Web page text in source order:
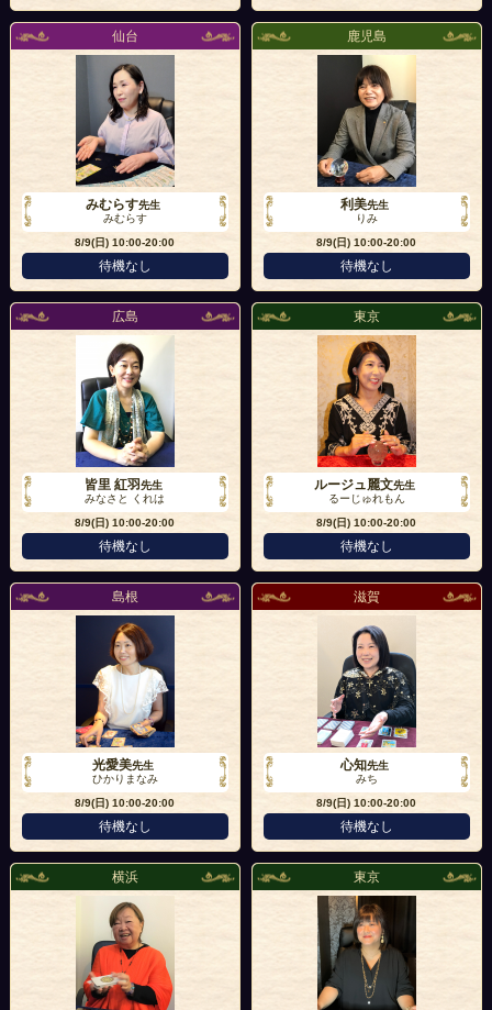
仙台
みむらす先生
みむらす
8/9(日)10:00-20:00
待機なし
鹿児島
利美先生
りみ
8/9(日)10:00-20:00
待機なし
広島
皆里 紅羽先生
みなさと くれは
8/9(日)10:00-20:00
待機なし
東京
ルージュ麗文先生
るーじゅれもん
8/9(日)10:00-20:00
待機なし
島根
光愛美先生
ひかりまなみ
8/9(日)10:00-20:00
待機なし
滋賀
心知先生
みち
8/9(日)10:00-20:00
待機なし
横浜 東京